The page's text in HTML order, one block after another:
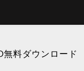
料ダウンロード